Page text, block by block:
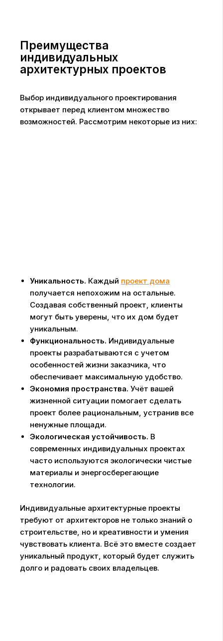
Преимущества
индивидуальных
архитектурных проектов
Выбор индивидуального проектирования
открывает перед клиентом множество
возможностей. Рассмотрим некоторые из них:
Уникальность. Каждый проект дома
получается непохожим на остальные.
Создавая собственный проект, клиенты
могут быть уверены, что их дом будет
уникальным.
Функциональность. Индивидуальные
проекты разрабатываются с учетом
особенностей жизни заказчика, что
обеспечивает максимальную удобство.
Экономия пространства. Учёт вашей
жизненной ситуации помогает сделать
проект более рациональным, устранив все
ненужные площади.
Экологическая устойчивость. В
современных индивидуальных проектах
часто используются экологически чистые
материалы и энергосберегающие
технологии.
Индивидуальные архитектурные проекты
требуют от архитекторов не только знаний о
строительстве, но и креативности и умения
чувствовать клиента. Всё это вместе создает
уникальный продукт, который будет служить
долго и радовать своих владельцев.